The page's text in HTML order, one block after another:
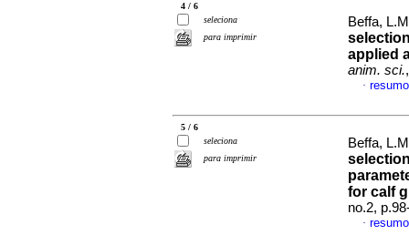
4 / 6
seleciona
para imprimir
Beffa,
applied
anim. sci.
·
5 / 6
seleciona
para imprimir
Beffa,
for calf
no.2,
·